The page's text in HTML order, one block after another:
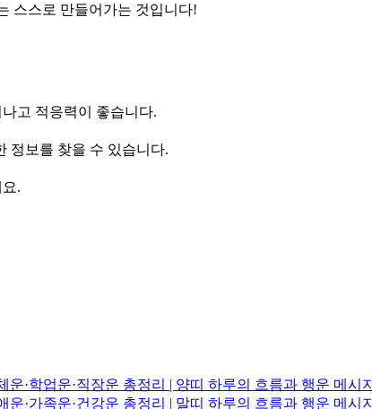
스스로 만들어가는 것입니다!
고 적응력이 좋습니다.
정보를 찾을 수 있습니다.
.
운·학업운·직장운 총정리 | 양띠 하루의 흐름과 행운 메시지
운·가족운·건강운 총정리 | 말띠 하루의 흐름과 행운 메시지